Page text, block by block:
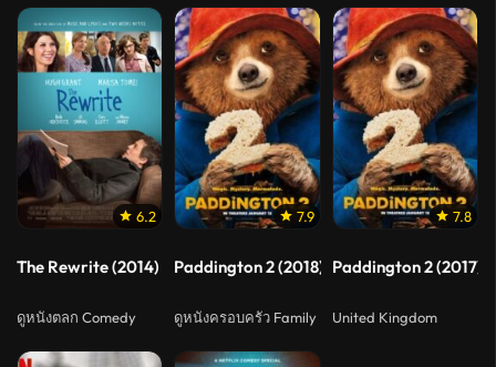
6.2
The Rewrite (2014) เขียนยังไงให้คนรักกัน
ดูหนังตลก Comedy
7.9
Paddington 2 (2018) แพดดิงตัน 2 ของขวัญ
ดูหนังครอบครัว Family
7.8
Paddington 2
United Kingdom